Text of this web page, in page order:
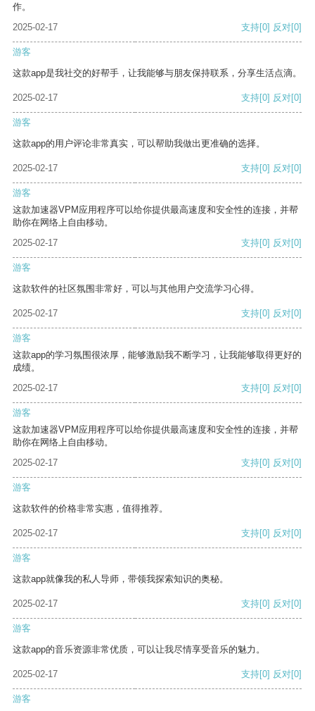
作。
2025-02-17
支持[0] 反对[0]
游客
这款app是我社交的好帮手，让我能够与朋友保持联系，分享生活点滴。
2025-02-17 支持[0] 反对[0]
游客
这款app的用户评论非常真实，可以帮助我做出更准确的选择。
2025-02-17 支持[0] 反对[0]
游客
这款加速器VPM应用程序可以给你提供最高速度和安全性的连接，并帮
助你在网络上自由移动。
2025-02-17
支持[0] 反对[0]
游客
这款软件的社区氛围非常好，可以与其他用户交流学习心得。
2025-02-17 支持[0] 反对[0]
游客
这款app的学习氛围很浓厚，能够激励我不断学习，让我能够取得更好的
成绩。
2025-02-17
支持[0] 反对[0]
游客
这款加速器VPM应用程序可以给你提供最高速度和安全性的连接，并帮
助你在网络上自由移动。
2025-02-17
支持[0] 反对[0]
游客
这款软件的价格非常实惠，值得推荐。
2025-02-17 支持[0] 反对[0]
游客
这款app就像我的私人导师，带领我探索知识的奥秘。
2025-02-17 支持[0] 反对[0]
游客
这款app的音乐资源非常优质，可以让我尽情享受音乐的魅力。
2025-02-17 支持[0] 反对[0]
游客